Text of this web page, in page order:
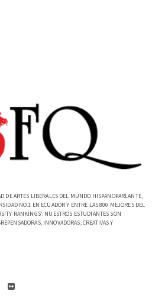
DE ARTES LIBERALES DEL MUNDO HISPANOPARLANTE,
NO.1 EN ECUADOR Y ENTRE LAS 800 MEJORES DEL
RANKINGS'. NUESTROS ESTUDIANTES SON
INNOVADORAS, CREATIVAS Y